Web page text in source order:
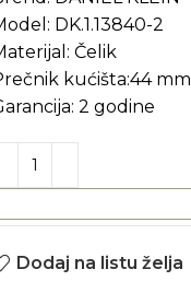
DK.1.13840-2
Čelik
kućišta:44 mm
2 godine
Dodaj na listu želja